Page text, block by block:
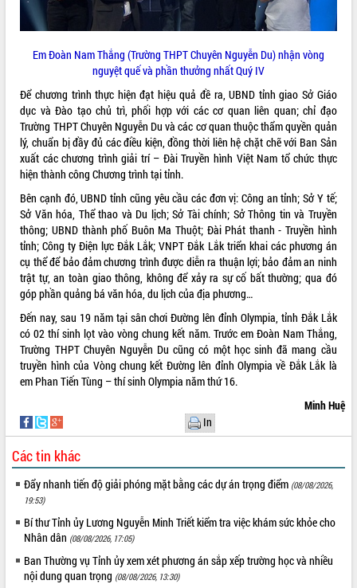
VIDEO
Không có file video nào để phát.
ALBUM ẢNH
THỐNG KÊ TRUY CẬP
Tất cả: 66098460
Em Đoàn Nam Thắng (Trường THPT Chuyên Nguyễn Du) nhận vòng
nguyệt quế và phần thưởng nhất Quý IV
Để chương trình thực hiện đạt hiệu quả đề ra, UBND tỉnh giao Sở Giáo
dục và Đào tạo chủ trì, phối hợp với các cơ quan liên quan; chỉ đạo
Trường THPT Chuyên Nguyễn Du và các cơ quan thuộc thẩm quyền quản
lý, chuẩn bị đầy đủ các điều kiện, đồng thời liên hệ chặt chẽ với Ban Sản
xuất các chương trình giải trí – Đài Truyền hình Việt Nam tổ chức thực
hiện thành công Chương trình tại tỉnh.
Bên cạnh đó, UBND tỉnh cũng yêu cầu các đơn vị: Công an tỉnh; Sở Y tế;
Sở Văn hóa, Thể thao và Du lịch; Sở Tài chính; Sở Thông tin và Truyền
thông; UBND thành phố Buôn Ma Thuột; Đài Phát thanh - Truyền hình
tỉnh; Công ty Điện lực Đắk Lắk; VNPT Đắk Lắk triển khai các phương án
cụ thể để bảo đảm chương trình được diễn ra thuận lợi; bảo đảm an ninh
trật tự, an toàn giao thông, không để xảy ra sự cố bất thường; qua đó
góp phần quảng bá văn hóa, du lịch của địa phương…
Đến nay, sau 19 năm tại sân chơi Đường lên đỉnh Olympia, tỉnh Đắk Lắk
có 02 thí sinh lọt vào vòng chung kết năm. Trước em Đoàn Nam Thắng,
Trường THPT Chuyên Nguyễn Du cũng có một học sinh đã mang cầu
truyền hình của Vòng chung kết Đường lên đỉnh Olympia về Đắk Lắk là
em Phan Tiến Tùng – thí sinh Olympia năm thứ 16.
Minh Huệ
In
Các tin khác
Đẩy nhanh tiến độ giải phóng mặt bằng các dự án trọng điểm (08/08/2026,
19:53)
Bí thư Tỉnh ủy Lương Nguyễn Minh Triết kiểm tra việc khám sức khỏe cho
Nhân dân (08/08/2026, 17:05)
Ban Thường vụ Tỉnh ủy xem xét phương án sắp xếp trường học và nhiều
nội dung quan trọng (08/08/2026, 13:30)